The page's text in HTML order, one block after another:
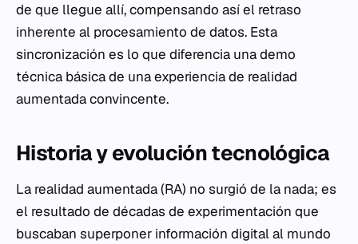
de que llegue allí, compensando así el retraso
inherente al procesamiento de datos. Esta
sincronización es lo que diferencia una demo
técnica básica de una experiencia de realidad
aumentada convincente.
Historia y evolución tecnológica
La realidad aumentada (RA) no surgió de la nada; es
el resultado de décadas de experimentación que
buscaban superponer información digital al mundo